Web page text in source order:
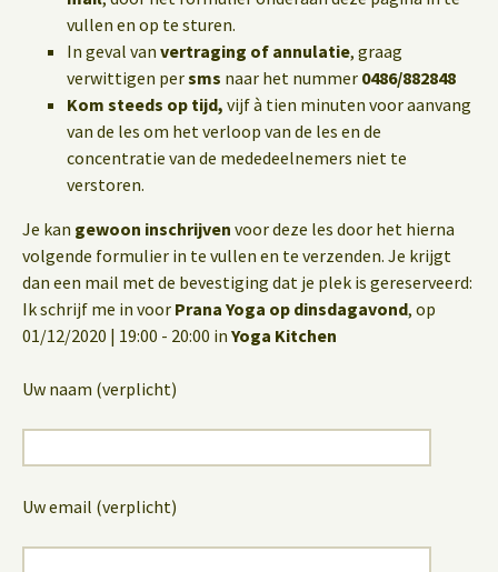
vullen en op te sturen.
In geval van vertraging of annulatie, graag
verwittigen persms naar het nummer 0486/882848
Kom steeds op tijd, vijf à tien minuten voor aanvang
van de les om het verloop van de les en de
concentratie van de mededeelnemers niet te
verstoren.
Je kan gewoon inschrijven voor deze les door het hierna
volgende formulier in te vullen en te verzenden. Je krijgt
dan een mail met de bevestiging dat je plek is gereserveerd:
Ik schrijf me in voor Prana Yoga op dinsdagavond, op
01/12/2020 | 19:00 - 20:00 in Yoga Kitchen
Uw naam (verplicht)
Uw email (verplicht)